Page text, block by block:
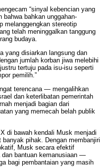
“sinyal kebencian yang
bahwa bahkan unggahan-
melanggengkan stereotip
telah meninggalkan tanggung
budaya.
yang disiarkan langsung dan
jumlah korban jiwa melebihi
tertuju pada isu-isu seperti
pemilih.”
terencana — mengalihkan
dan keterlibatan pemerintah
menjadi bagian dari
yang memecah belah publik
di bawah kendali Musk menjadi
pihak. Dengan membanjiri
Musk secara efektif
dan bantuan kemanusiaan —
bagi pembantaian yang masih